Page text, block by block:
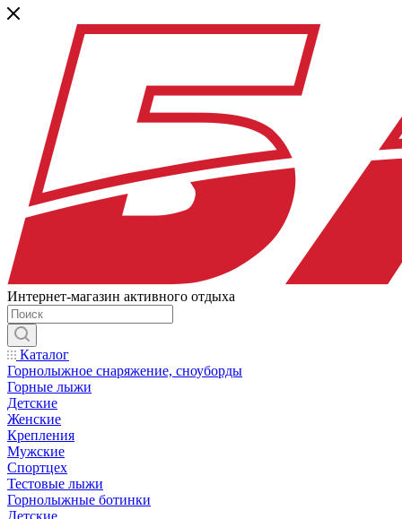
Интернет-магазин активного отдыха
Каталог
Горнолыжное снаряжение, сноуборды
Горные лыжи
Детские
Женские
Крепления
Мужские
Спортцех
Тестовые лыжи
Горнолыжные ботинки
Детские